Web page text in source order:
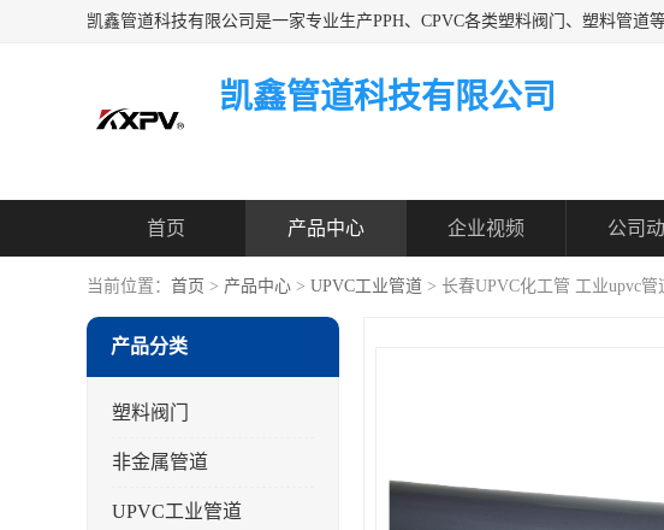
凯鑫管道科技有限公司
首页 产品中心 企业视频 公司
当前位置： 首页 > 产品中心 > UPVC工业管道 > 长春UPVC化工管 工业upvc
产品分类
塑料阀门
非金属管道
UPVC工业管道